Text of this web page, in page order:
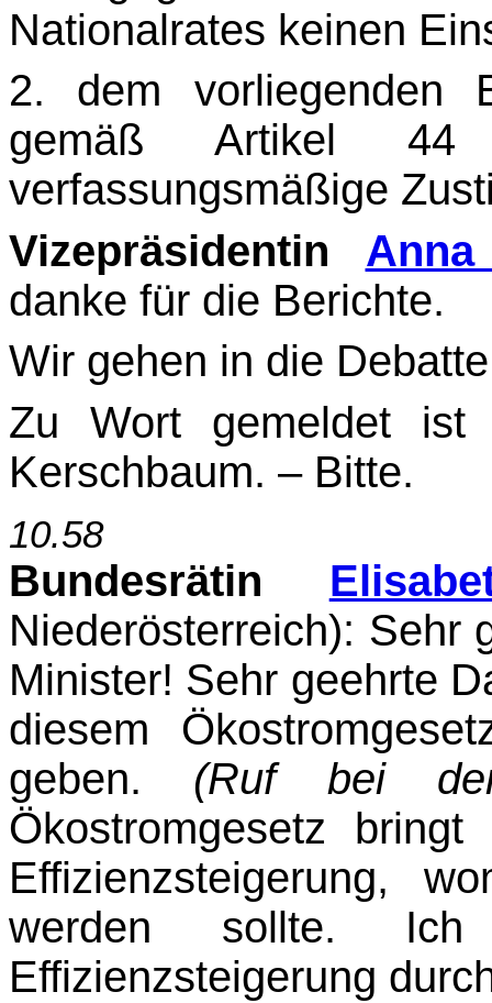
Nationalrates keinen
2. dem vorliegenden
gemäß Artikel
verfassungsmäßige
Vizepräsidentin
danke für die Berichte.
Wir gehen in die
Zu Wort gemeldet ist
Kerschbaum. – Bitte.
10.58
Bundesrätin
Niederösterreich): Sehr
Minister! Sehr geehrte
diesem
geben. (Ruf bei
Ökostromgesetz
Effizienzsteigerung,
werden sollte.
Effizienzsteigerung